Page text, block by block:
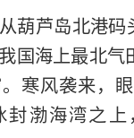
葫芦岛北港
国海上最北
寒风袭来，
封渤海湾之